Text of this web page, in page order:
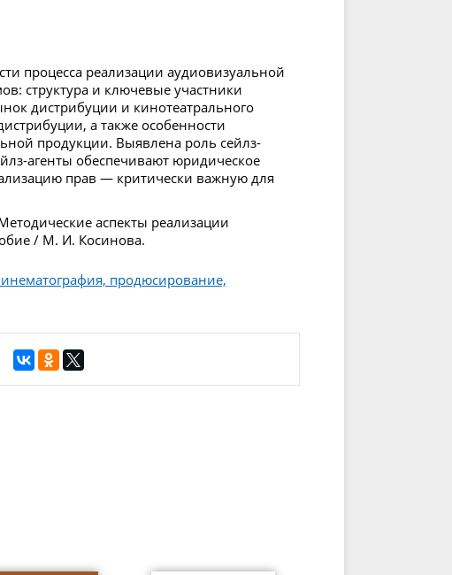
процесса реализации аудиовизуальной
структура и ключевые участники
дистрибуции и кинотеатрального
а также особенности
продукции. Выявлена роль сейлз-
агенты обеспечивают юридическое
прав — критически важную для
аспекты реализации
/ М. И. Косинова.
продюсирование,